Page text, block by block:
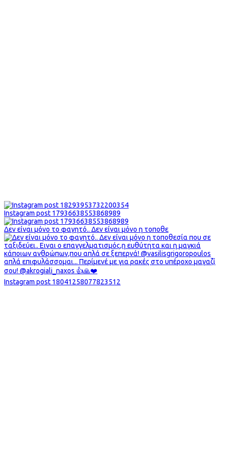
Instagram post 17936638553868989
Δεν είναι μόνο το φαγητό.. Δεν είναι μόνο η τοποθε
Instagram post 18041258077823512